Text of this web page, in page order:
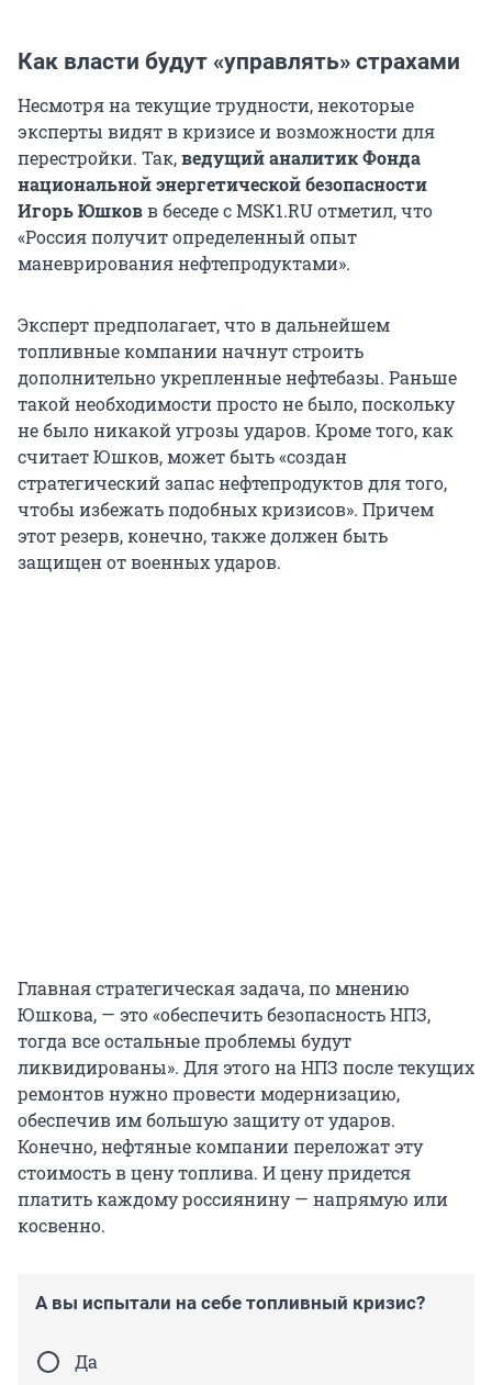
Как власти будут «управлять» страхами
Несмотря на текущие трудности, некоторые
эксперты видят в кризисе и возможности для
перестройки. Так,ведущий аналитик Фонда
национальной энергетической безопасности
Игорь Юшковв беседе с MSK1.RU отметил, что
«Россия получит определенный опыт
маневрирования нефтепродуктами».
Эксперт предполагает, что в дальнейшем
топливные компании начнут строить
дополнительно укрепленные нефтебазы. Раньше
такой необходимости просто не было, поскольку
не было никакой угрозы ударов. Кроме того, как
считает Юшков, может быть «создан
стратегический запас нефтепродуктов для того,
чтобы избежать подобных кризисов». Причем
этот резерв, конечно, также должен быть
защищен от военных ударов.
Главная стратегическая задача, по мнению
Юшкова, — это «обеспечить безопасность НПЗ,
тогда все остальные проблемы будут
ликвидированы». Для этого на НПЗ после текущих
ремонтов нужно провести модернизацию,
обеспечив им большую защиту от ударов.
Конечно, нефтяные компании переложат эту
стоимость в цену топлива. И цену придется
платить каждому россиянину — напрямую или
косвенно.
А вы испытали на себе топливный кризис?
Да